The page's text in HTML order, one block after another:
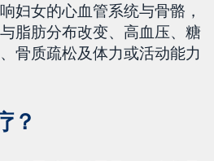
妇女的心血管系统与骨骼，
脂肪分布改变、高血压、糖
骨质疏松及体力或活动能力
？